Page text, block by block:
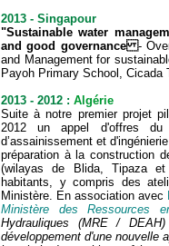
2013 - Singapour
"Sustainable water
and good governance-
and Management for
Payoh Primary School, Cicada
2013 - 2012 : Algérie
Suite à notre premier projet
2012 un appel d'offres du
d’assainissement et d'ingénierie
préparation à la construction
(wilayas de Blida, Tipaza et
habitants, y compris des
Ministère. En association avec
Ministère des Ressources
Hydrauliques (MRE /
développement d'une nouvelle